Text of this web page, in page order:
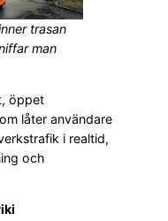
trasan
man
öppet
låter användare
i realtid,
och